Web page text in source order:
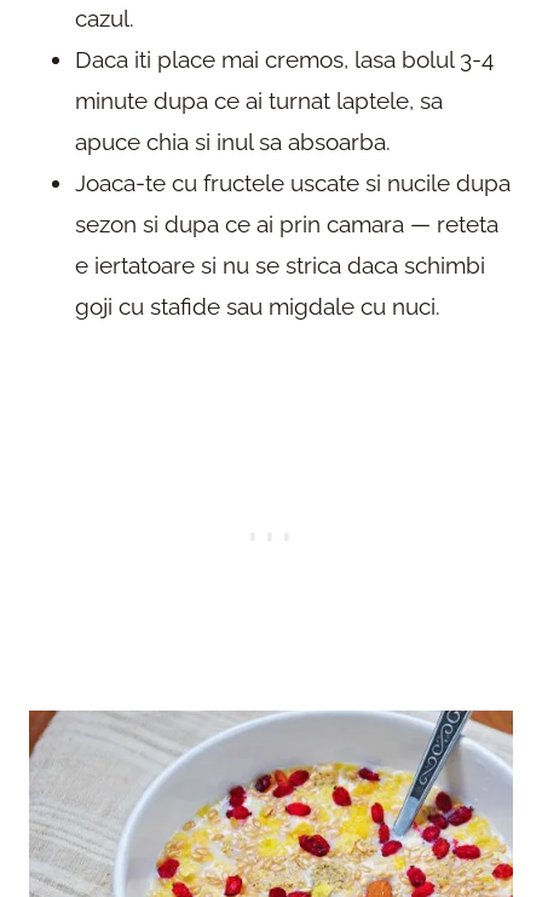
cazul.
Daca iti place mai cremos, lasa bolul 3-4
minute dupa ce ai turnat laptele, sa
apuce chia si inul sa absoarba.
Joaca-te cu fructele uscate si nucile dupa
sezon si dupa ce ai prin camara — reteta
e iertatoare si nu se strica daca schimbi
goji cu stafide sau migdale cu nuci.